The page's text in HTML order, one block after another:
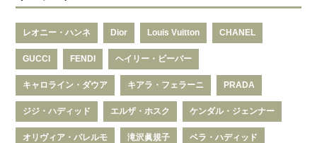
レオニー・ハンネ Dior Louis Vuitton CHANEL
GUCCI FENDI ヘイリー・ビーバー
キャロライン・ダウア キアラ・フェラーニ PRADA
ジジ・ハディッド エルザ・ホスク ケンダル・ジェンナー
オリヴィア・パレルモ 滝沢眞規子 ベラ・ハディッド